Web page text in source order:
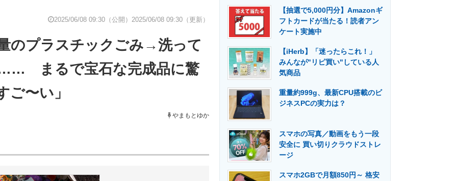
経営リーダーのコミュニティ マーケ×ITの今がよく分かる
IT製品の技術・比較・事例 製造業のIT導入・活用を支援
エネルギーの専門メディア 建設×テクノロジーの最前線
2025/06/08 09:30（公開） 2025/06/08 09:30（更新）
のプラスチックごみ→洗って
まるで宝石な完成品に驚
ご〜い」
やまもとゆか
【抽選で5,000円分】Amazonギ
フトカードが当たる！読者アン
ケート実施中
【iHerb】「迷ったらこれ！」
みんなが"リピ買い"している人
気商品
重量約999g、最新CPU搭載のビ
ジネスPCの実力は？
スマホの写真／動画をもう一段
安全に 買い切りクラウドストレ
ージ
スマホ2GBで月額850円～ 格安